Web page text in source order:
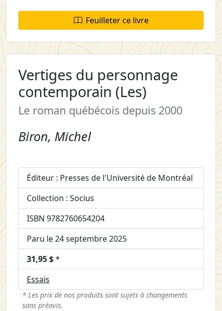
Feuilleter ce livre
Vertiges du personnage
contemporain (Les)
Le roman québécois depuis 2000
Biron, Michel
Éditeur : Presses de l'Université de Montréal
Collection : Socius
ISBN 9782760654204
Paru le 24 septembre 2025
31,95 $*
Essais
* Les prix de nos produits sont sujets à changements
sans préavis.